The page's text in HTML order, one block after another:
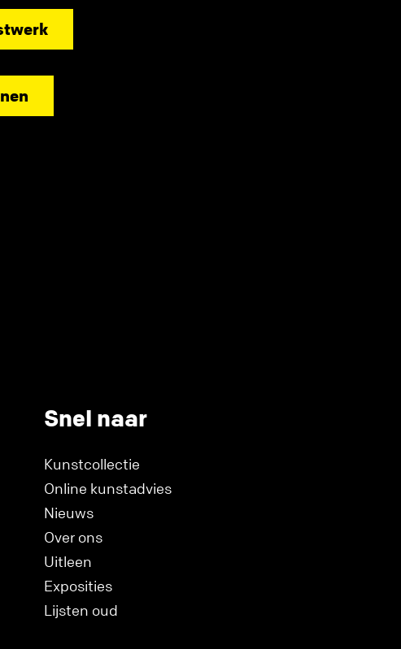
Snel naar
Kunstcollectie
Online kunstadvies
Nieuws
Over ons
Uitleen
Exposities
Lijsten oud